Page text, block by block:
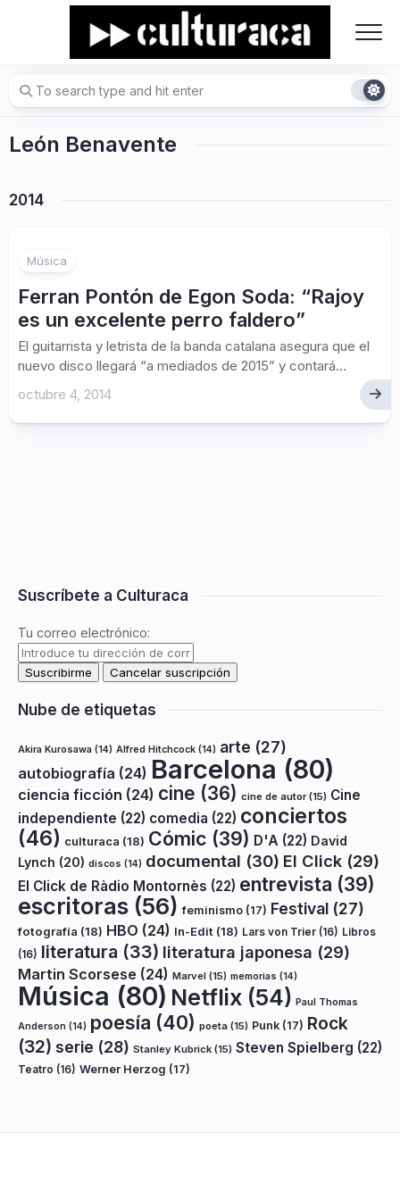
León Benavente
2014
Música
Ferran Pontón de Egon Soda: “Rajoy
es un excelente perro faldero”
El guitarrista y letrista de la banda catalana asegura que el
nuevo disco llegará “a mediados de 2015” y contará...
octubre 4, 2014
Suscríbete a Culturaca
Tu correo electrónico:
Nube de etiquetas
Akira Kurosawa (14) Alfred Hitchcock (14) arte (27)
autobiografía (24) Barcelona (80)
ciencia ficción (24) cine (36) cine de autor(15) Cine
independiente (22) comedia (22) conciertos
(46) culturaca (18) Cómic (39) D'A (22) David
Lynch (20) discos (14) documental (30) El Click (29)
El Click de Ràdio Montornès (22) entrevista (39)
escritoras (56) feminismo (17) Festival (27)
fotografía (18) HBO (24) In-Edit (18) Lars von Trier (16) Libros
(16) literatura (33) literatura japonesa (29)
Martin Scorsese (24) Marvel (15) memorias (14)
Música (80) Netflix (54) Paul Thomas
Anderson (14) poesía (40) poeta (15) Punk (17) Rock
(32) serie (28) Stanley Kubrick (15) Steven Spielberg (22)
Teatro (16) Werner Herzog (17)